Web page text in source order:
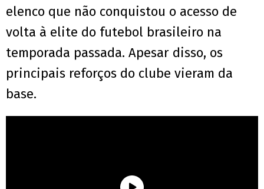
elenco que não conquistou o acesso de
volta à elite do futebol brasileiro na
temporada passada. Apesar disso, os
principais reforços do clube vieram da
base.